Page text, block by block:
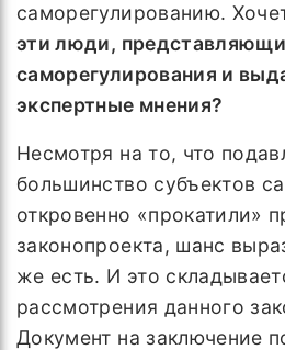
саморегулированию.
эти люди,
саморегулирования и
экспертные мнения?
Несмотря на то, что
большинство субъектов
откровенно «прокатили»
законопроекта, шанс
же есть. И это
рассмотрения данного
Документ на заключение